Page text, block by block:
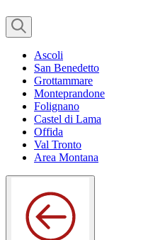
Ascoli
San Benedetto
Grottammare
Monteprandone
Folignano
Castel di Lama
Offida
Val Tronto
Area Montana